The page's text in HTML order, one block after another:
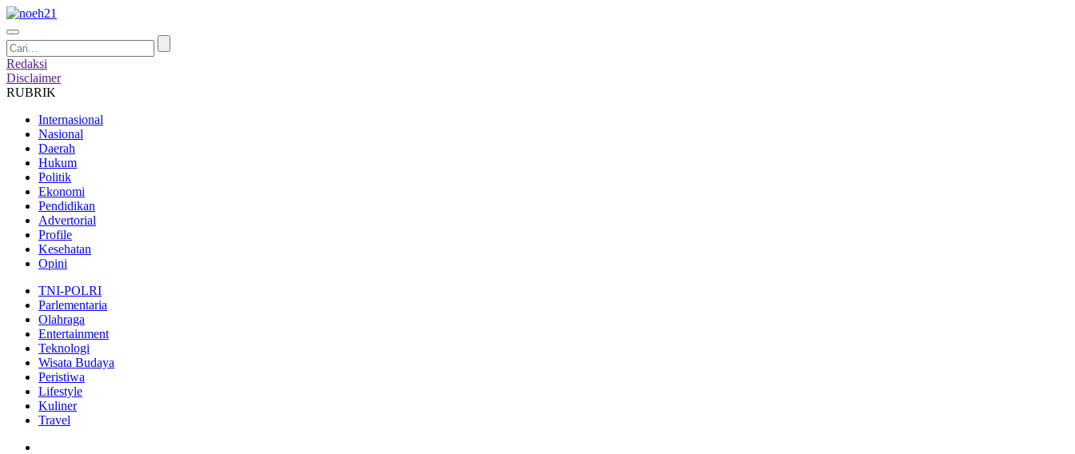
Redaksi
Disclaimer
RUBRIK
Internasional
Nasional
Daerah
Hukum
Politik
Ekonomi
Pendidikan
Advertorial
Profile
Kesehatan
Opini
TNI-POLRI
Parlementaria
Olahraga
Entertainment
Teknologi
Wisata Budaya
Peristiwa
Lifestyle
Kuliner
Travel